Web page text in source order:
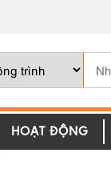
HOẠT ĐỘNG